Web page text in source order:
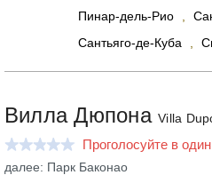
Пинар-дель-Рио
Сантьяго-де-Куба
Вилла ДюпонаVilla
Проголосуйте в
далее: Парк Баконао